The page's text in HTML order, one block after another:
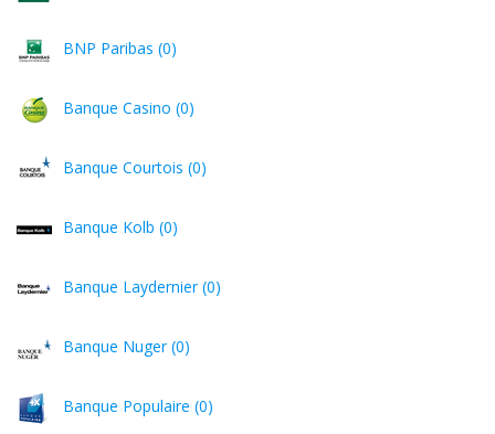
BNP Paribas (0)
Banque Casino (0)
Banque Courtois (0)
Banque Kolb (0)
Banque Laydernier (0)
Banque Nuger (0)
Banque Populaire (0)